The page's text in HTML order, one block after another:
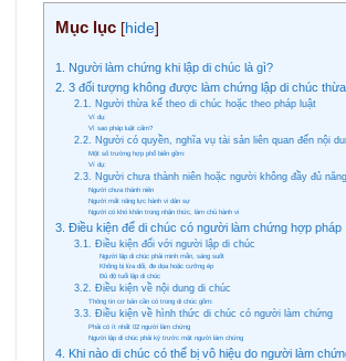
Mục lục [hide]
1. Người làm chứng khi lập di chúc là gì?
2. 3 đối tượng không được làm chứng lập di chúc
2.1. Người thừa kế theo di chúc hoặc theo pháp luật
Ví dụ:
Vì sao pháp luật cấm?
2.2. Người có quyền, nghĩa vụ tài sản liên quan đến nội
Một số trường hợp phổ biến gồm:
Ví dụ:
2.3. Người chưa thành niên hoặc người không đầy đủ
Người chưa thành niên
Người mất năng lực hành vi dân sự
Người có khó khăn trong nhận thức, làm chủ hành vi
3. Điều kiện để di chúc có người làm chứng hợp pháp
3.1. Điều kiện đối với người lập di chúc
Người lập di chúc phải minh mẫn, sáng suốt
Không bị lừa dối, đe dọa hoặc cưỡng ép
Đủ độ tuổi lập di chúc
3.2. Điều kiện về nội dung di chúc
Thông tin cơ bản cần có trong di chúc gồm:
3.3. Điều kiện về hình thức di chúc có người làm chứng
Phải có ít nhất 02 người làm chứng
Người lập di chúc phải ký trước mặt người làm chứng
4. Khi nào di chúc có thể bị vô hiệu do người làm